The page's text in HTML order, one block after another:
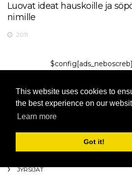
This website uses cookies to
the best experience on our
Learn more
Got it!
Luovat ideat hauskoille ja
nimille
2011
KISSAT
VILLIELÄIMET
SEKALAINEN
JYRSIJÄT